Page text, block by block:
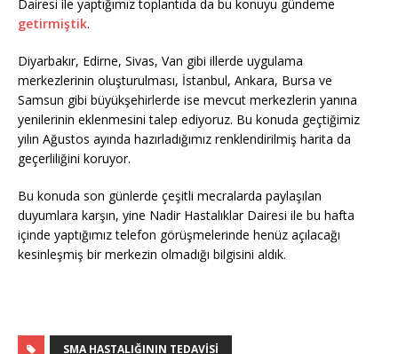
Dairesi ile yaptığımız toplantıda da bu konuyu gündeme
getirmiştik.
Diyarbakır, Edirne, Sivas, Van gibi illerde uygulama
merkezlerinin oluşturulması, İstanbul, Ankara, Bursa ve
Samsun gibi büyükşehirlerde ise mevcut merkezlerin yanına
yenilerinin eklenmesini talep ediyoruz. Bu konuda geçtiğimiz
yılın Ağustos ayında hazırladığımız renklendirilmiş harita da
geçerliliğini koruyor.
Bu konuda son günlerde çeşitli mecralarda paylaşılan
duyumlara karşın, yine Nadir Hastalıklar Dairesi ile bu hafta
içinde yaptığımız telefon görüşmelerinde henüz açılacağı
kesinleşmiş bir merkezin olmadığı bilgisini aldık.
SMA HASTALIĞININ TEDAVISI